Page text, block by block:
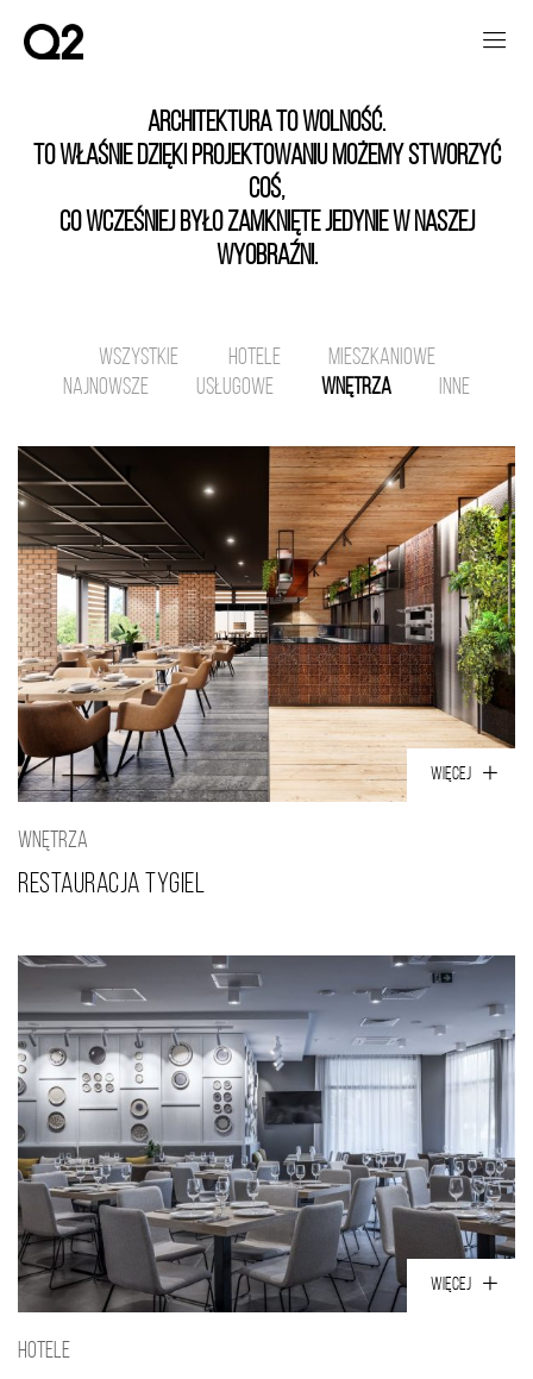
Architektura to wolność.
To właśnie dzięki projektowaniu możemy stworzyć
coś,
co wcześniej było zamknięte jedynie w naszej
wyobraźni.
WSZYSTKIE HOTELE
MIESZKANIOWE
NAJNOWSZE
USŁUGOWE WNĘTRZA INNE
WIĘCEJ
WNĘTRZA
Restauracja Tygiel
WIĘCEJ
HOTELE